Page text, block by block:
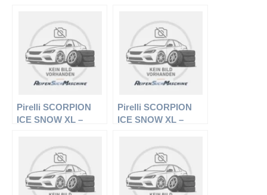
Sommerreifen
Pirelli SCORPION
ICE SNOW XL –
Winterreifen
Pirelli SCORPION
ICE SNOW XL –
Winterreifen